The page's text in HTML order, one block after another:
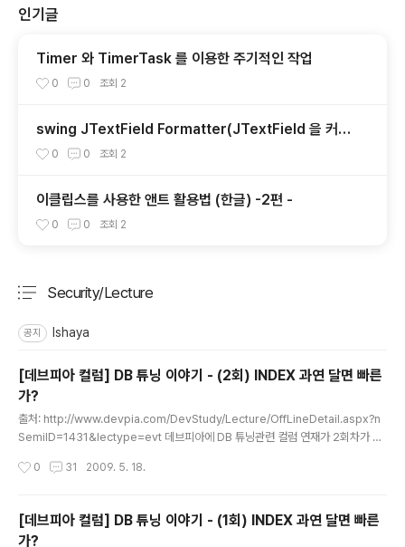
인기글
Timer 와 TimerTask 를 이용한 주기적인 작업
0 0 조회 2
swing JTextField Formatter(JTextField 을 커스
터마이징 ) 숫자만 입력가능하게
0 0 조회 2
이클립스를 사용한 앤트 활용법 (한글) -2편 -
0 0 조회 2
Security/Lecture
공지 Ishaya
[데브피아 컬럼] DB 튜닝 이야기 - (2회) INDEX 과연 달면 빠른
가?
출처: http://www.devpia.com/DevStudy/Lecture/OffLineDetail.aspx?n
SemiID=1431&lectype=evt 데브피아에 DB 튜닝관련 컬럼 연재가 2회차가 올
의 비교, 부정형 조건등으로 인하여 인덱스를 사용하지 못하는 경우를 보았다. 그럼
는 빠르겠지만 경우에 따라서는 인덱스를 타기 때문에 느려지는 경우가 많이 발생한
다. EMPLOYEE에 성별 컬럼을 추가하고 절반정도 되게 남성과 여성을아래와 같은
0 31 2009. 5. 18.
[데브피아 컬럼] DB 튜닝 이야기 - (1회) INDEX 과연 달면 빠른
가?